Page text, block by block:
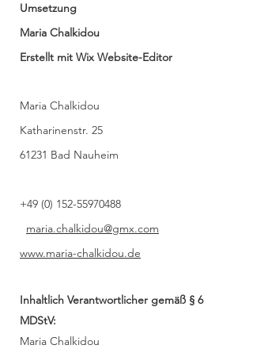
Umsetzung
Maria Chalkidou
Erstellt mit Wix Website-Editor
Maria Chalkidou
Katharinenstr. 25
61231 Bad Nauheim
+49 (0) 152-55970488
maria.chalkidou@gmx.com
www.maria-chalkidou.de
Inhaltlich Verantwortlicher gemäß § 6
MDStV:
Maria Chalkidou